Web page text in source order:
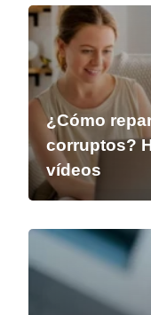
¿Cómo
corruptos?
vídeos